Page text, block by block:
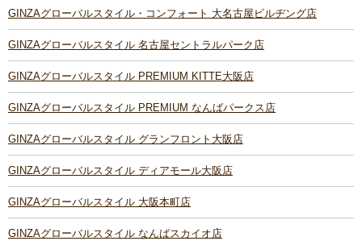
GINZAグローバルスタイル・コンフォート 大名古屋ビルヂング店
GINZAグローバルスタイル 名古屋セントラルパーク店
GINZAグローバルスタイル PREMIUM KITTE大阪店
GINZAグローバルスタイル PREMIUM なんばパークス店
GINZAグローバルスタイル グランフロント大阪店
GINZAグローバルスタイル ディアモール大阪店
GINZAグローバルスタイル 大阪本町店
GINZAグローバルスタイル なんばスカイオ店